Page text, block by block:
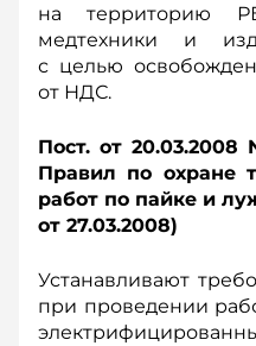
на территорию
медтехники и
с целью
от НДС.
Пост. от
Правил по охране
работ по пайке и
от 27.03.2008)
Устанавливают
при проведении